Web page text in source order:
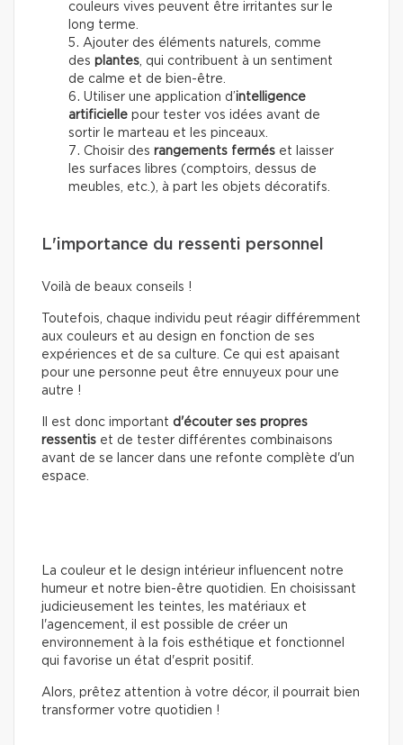
couleurs vives peuvent être irritantes sur le
long terme.
Ajouter des éléments naturels, comme
des plantes, qui contribuent à un sentiment
de calme et de bien-être.
Utiliser une application d’intelligence
artificielle pour tester vos idées avant de
sortir le marteau et les pinceaux.
Choisir des rangements fermés et laisser
les surfaces libres (comptoirs, dessus de
meubles, etc.), à part les objets décoratifs.
L'importance du ressenti personnel
Voilà de beaux conseils !
Toutefois, chaque individu peut réagir différemment
aux couleurs et au design en fonction de ses
expériences et de sa culture. Ce qui est apaisant
pour une personne peut être ennuyeux pour une
autre !
Il est donc important d'écouter ses propres
ressentis et de tester différentes combinaisons
avant de se lancer dans une refonte complète d'un
espace.
La couleur et le design intérieur influencent notre
humeur et notre bien-être quotidien. En choisissant
judicieusement les teintes, les matériaux et
l'agencement, il est possible de créer un
environnement à la fois esthétique et fonctionnel
qui favorise un état d'esprit positif.
Alors, prêtez attention à votre décor, il pourrait bien
transformer votre quotidien !